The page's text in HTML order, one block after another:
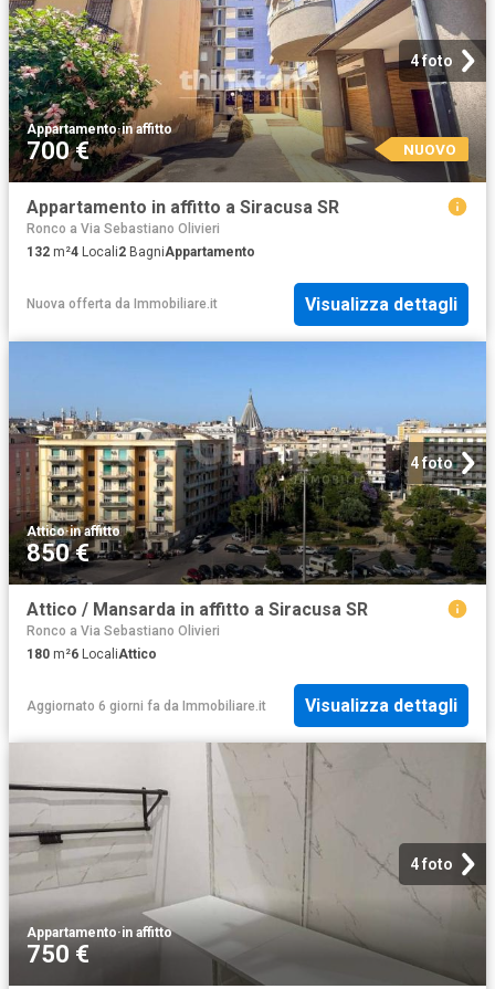
4 foto
Appartamento·in affitto
700 € NUOVO
Appartamento in affitto a Siracusa SR
Ronco a Via Sebastiano Olivieri
132 m²4 Locali2 BagniAppartamento
Nuova offerta da Immobiliare.it Visualizza dettagli
4 foto
Attico·in affitto
850 €
Attico / Mansarda in affitto a Siracusa SR
Ronco a Via Sebastiano Olivieri
180 m²6 LocaliAttico
Aggiornato 6 giorni fa da Immobiliare.it Visualizza dettagli
4 foto
Appartamento·in affitto
750 €